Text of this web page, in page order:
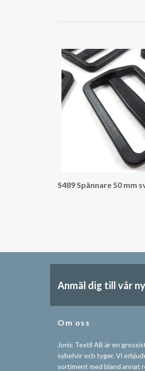
S489 Spännare 50 mm
Anmäl dig till vår
Om oss
Jonic Textil AB är en
sybehör och tyger. Vi
sortiment med bland annat